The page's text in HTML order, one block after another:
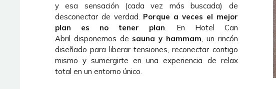
y esa sensación (cada vez más buscada) de
desconectar de verdad. Porque a veces el mejor
plan es no tener plan. En Hotel Can
Abril disponemos de sauna y hammam, un rincón
diseñado para liberar tensiones, reconectar contigo
mismo y sumergirte en una experiencia de relax
total en un entorno único.